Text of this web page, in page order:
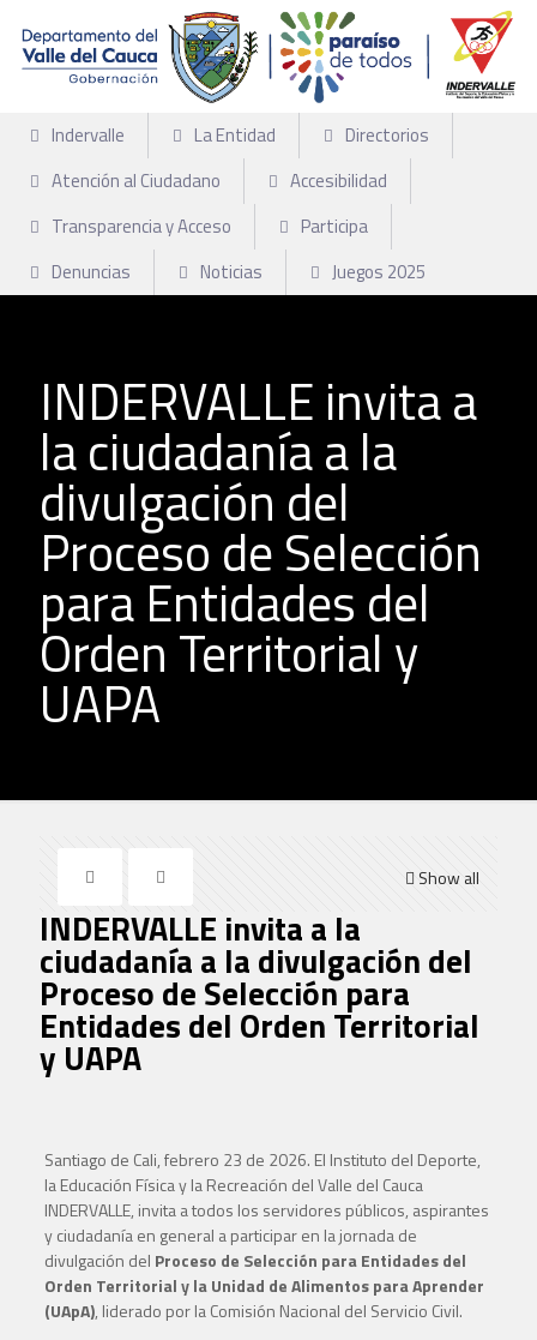
Indervalle La Entidad
Directorios
Atención al Ciudadano
Accesibilidad
Transparencia y Acceso
Participa
Denuncias
Noticias Juegos 2025
INDERVALLE invita a
la ciudadanía a la
divulgación del
Proceso de Selección
para Entidades del
Orden Territorial y
UAPA
Show all
INDERVALLE invita a la
ciudadanía a la divulgación del
Proceso de Selección para
Entidades del Orden Territorial
y UAPA
Santiago de Cali, febrero 23 de 2026. El Instituto del Deporte,
la Educación Física y la Recreación del Valle del Cauca
INDERVALLE, invita a todos los servidores públicos, aspirantes
y ciudadanía en general a participar en la jornada de
divulgación del Proceso de Selección para Entidades del
Orden Territorial y la Unidad de Alimentos para Aprender
(UApA), liderado por la Comisión Nacional del Servicio Civil.